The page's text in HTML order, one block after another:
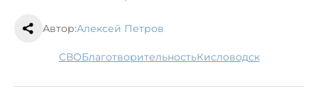
Автор:Алексей Петров
СВО благотворительность Кисловодск